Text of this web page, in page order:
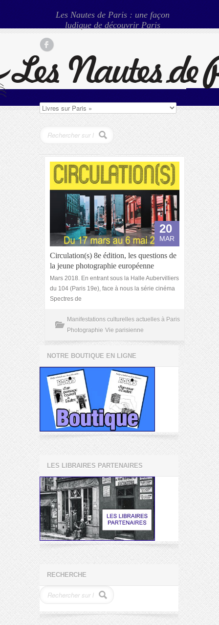
Les Nautes de Paris : une façon
ludique de découvrir Paris
20
MAR
Circulation(s) 8e édition, les questions de
la jeune photographie européenne
Mars 2018. En entrant sous la Halle Aubervilliers
du 104 (Paris 19e), face à nous la série cinéma
Spectres de
Manifestations culturelles actuelles à Paris
Photographie Vie parisienne
NOTRE BOUTIQUE EN LIGNE
LES LIBRAIRES PARTENAIRES
RECHERCHE